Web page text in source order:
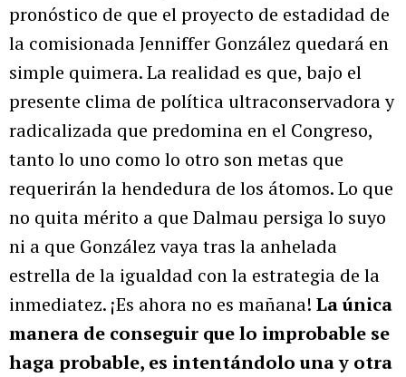
pronóstico de que el proyecto de estadidad de
la comisionada Jenniffer González quedará en
simple quimera. La realidad es que, bajo el
presente clima de política ultraconservadora y
radicalizada que predomina en el Congreso,
tanto lo uno como lo otro son metas que
requerirán la hendedura de los átomos. Lo que
no quita mérito a que Dalmau persiga lo suyo
ni a que González vaya tras la anhelada
estrella de la igualdad con la estrategia de la
inmediatez. ¡Es ahora no es mañana! La única
manera de conseguir que lo improbable se
haga probable, es intentándolo una y otra